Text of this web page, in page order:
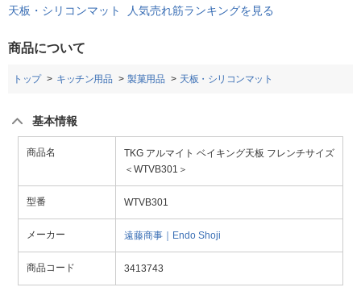
天板・シリコンマット 人気売れ筋ランキングを見る
商品について
トップ キッチン用品 製菓用品 天板・シリコンマット
基本情報
商品名
TKG アルマイト ベイキング天板 フレンチサイズ
＜WTVB301＞
型番 WTVB301
メーカー 遠藤商事｜Endo Shoji
商品コード 3413743